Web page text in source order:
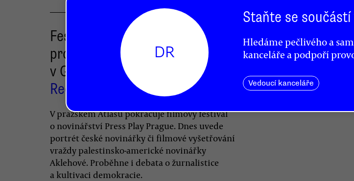
Festival Press Play Prague
promítne film o zabíjení novinářů
v Gaze
Redakce DR
V pražském Atlasu pokračuje filmový festival
o novinářství Press Play Prague. Dnes uvede
portrét české novinářky či filmové vyšetřování
vraždy palestinsko-americké novinářky
Aklehové. Proběhne i debata o žurnalistice
a kultivaci demokracie.
DR
Staňte se
Hledáme pečlivého a
kanceláře a podpoří
Vedoucí kanceláře